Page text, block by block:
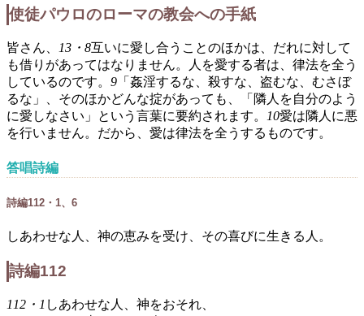
使徒パウロのローマの教会への手紙
皆さん、 13・8互いに愛し合うことのほかは、だれに対して
も借りがあってはなりません。人を愛する者は、律法を全う
しているのです。 9 「姦淫するな、殺すな、盗むな、むさぼ
るな」、そのほかどんな掟があっても、「隣人を自分のよう
に愛しなさい」という言葉に要約されます。
10愛は隣人に悪
を行いません。だから、愛は律法を全うするものです。
答唱詩編
詩編112・1、6
しあわせな人、神の恵みを受け、その喜びに生きる人。
詩編112
112・1 しあわせな人、神をおそれ、